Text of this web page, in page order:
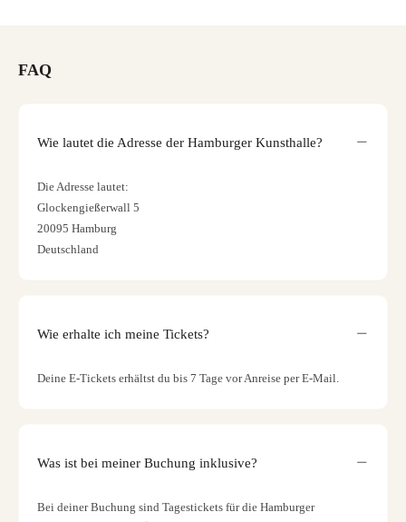
FAQ
Wie lautet die Adresse der Hamburger Kunsthalle?
Die Adresse lautet:
Glockengießerwall 5
20095 Hamburg
Deutschland
Wie erhalte ich meine Tickets?
Deine E-Tickets erhältst du bis 7 Tage vor Anreise per E-Mail.
Was ist bei meiner Buchung inklusive?
Bei deiner Buchung sind Tagestickets für die Hamburger